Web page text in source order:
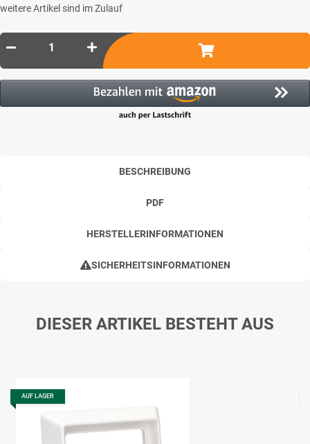
weitere Artikel sind im Zulauf
BESCHREIBUNG
PDF
HERSTELLERINFORMATIONEN
SICHERHEITSINFORMATIONEN
DIESER ARTIKEL BESTEHT AUS
AUF LAGER